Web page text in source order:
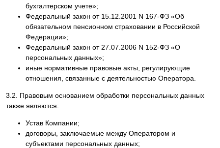
бухгалтерском учете»;
Федеральный закон от 15.12.2001 N 167-ФЗ «Об
обязательном пенсионном страховании в Российской
Федерации»;
Федеральный закон от 27.07.2006 N 152-ФЗ «О
персональных данных»;
иные нормативные правовые акты, регулирующие
отношения, связанные с деятельностью Оператора.
3.2. Правовым основанием обработки персональных данных
также являются:
Устав Компании;
договоры, заключаемые между Оператором и
субъектами персональных данных;